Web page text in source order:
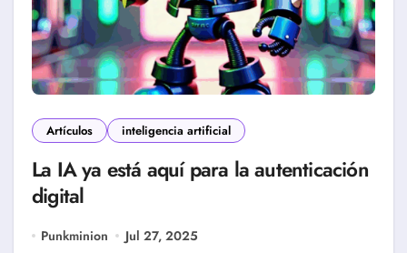
Artículos inteligencia artificial
La IA ya está aquí para la autenticación
digital
Punkminion Jul 27, 2025